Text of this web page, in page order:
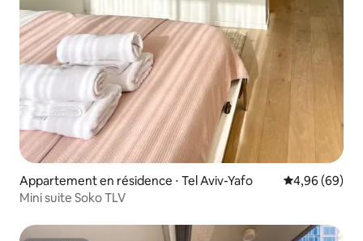
Appartement en résidence ⋅ Tel Aviv-Yafo Évaluation
4,96 (69)
Mini suite Soko TLV